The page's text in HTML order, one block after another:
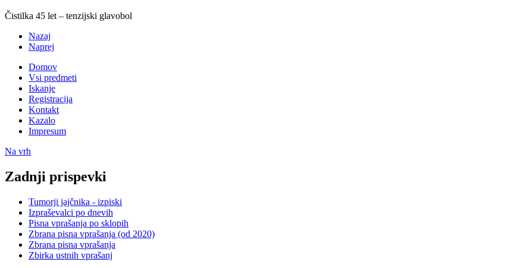
Čistilka 45 let – tenzijski glavobol
Nazaj
Naprej
Domov
Vsi predmeti
Iskanje
Registracija
Kontakt
Kazalo
Impresum
Na vrh
Zadnji prispevki
Tumorji jajčnika - izpiski
Izpraševalci po dnevih
Pisna vprašanja po sklopih
Zbrana pisna vprašanja (od 2020)
Zbrana pisna vprašanja
Zbirka ustnih vprašanj